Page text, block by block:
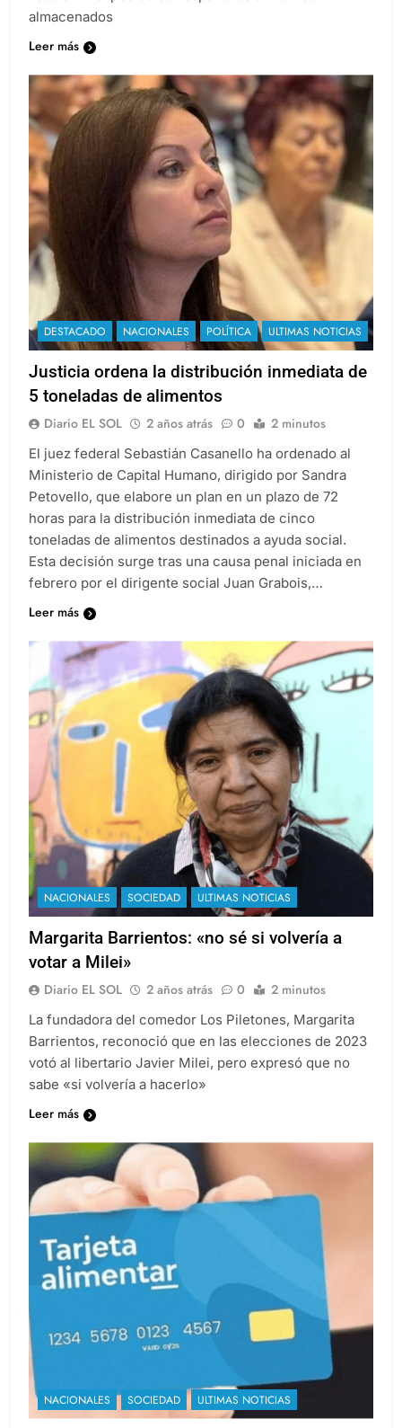
almacenados
Leer más
DESTACADO NACIONALES POLÍTICA ULTIMAS NOTICIAS
Justicia ordena la distribución inmediata de
5 toneladas de alimentos
Diario EL SOL 2 años atrás 0 2 minutos
El juez federal Sebastián Casanello ha ordenado al
Ministerio de Capital Humano, dirigido por Sandra
Petovello, que elabore un plan en un plazo de 72
horas para la distribución inmediata de cinco
toneladas de alimentos destinados a ayuda social.
Esta decisión surge tras una causa penal iniciada en
febrero por el dirigente social Juan Grabois,…
Leer más
NACIONALES SOCIEDAD ULTIMAS NOTICIAS
Margarita Barrientos: «no sé si volvería a
votar a Milei»
Diario EL SOL 2 años atrás 0 2 minutos
La fundadora del comedor Los Piletones, Margarita
Barrientos, reconoció que en las elecciones de 2023
votó al libertario Javier Milei, pero expresó que no
sabe «si volvería a hacerlo»
Leer más
NACIONALES SOCIEDAD ULTIMAS NOTICIAS